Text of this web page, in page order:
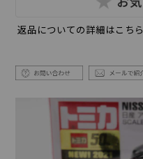
返品についての詳細はこちら